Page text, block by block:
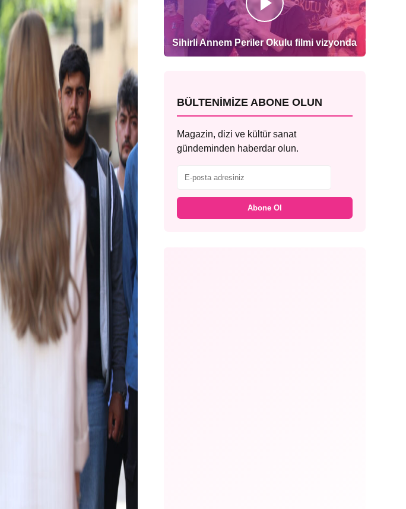
Sihirli Annem Periler Okulu filmi vizyonda
BÜLTENIMIZE ABONE OLUN
Magazin, dizi ve kültür sanat
gündeminden haberdar olun.
Abone Ol